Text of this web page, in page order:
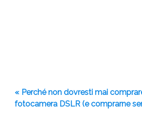
« Perché non dovresti mai
fotocamera DSLR (e comprarne